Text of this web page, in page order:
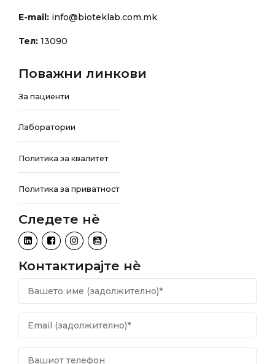
E-mail: info@bioteklab.com.mk
Тел: 13090
Поважни линкови
За пациенти
Лаборатории
Политика за квалитет
Политика за приватност
Следете нѐ
Контактирајте нѐ